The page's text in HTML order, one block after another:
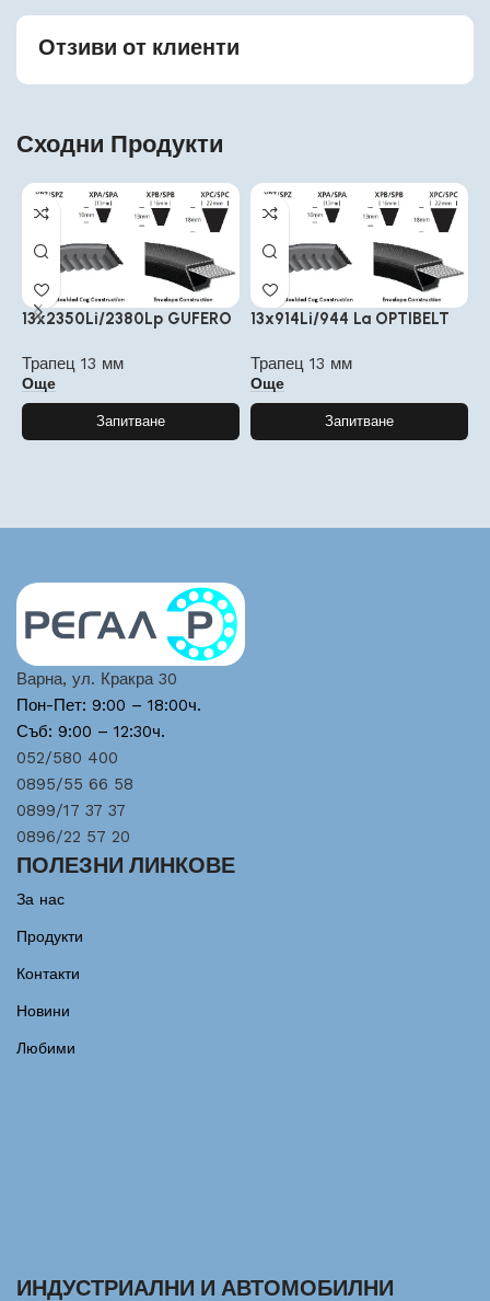
Отзиви от клиенти
Сходни Продукти
13x2350Li/2380Lp GUFERO
Трапец 13 мм
Още
Запитване
13x914Li/944 La OPTIBELT
Трапец 13 мм
Още
Запитване
Варна, ул. Кракра 30
Пон-Пет: 9:00 – 18:00ч.
Съб: 9:00 – 12:30ч.
052/580 400
0895/55 66 58
0899/17 37 37
0896/22 57 20
ПОЛЕЗНИ ЛИНКОВЕ
За нас
Продукти
Контакти
Новини
Любими
ИНДУСТРИАЛНИ И АВТОМОБИЛНИ